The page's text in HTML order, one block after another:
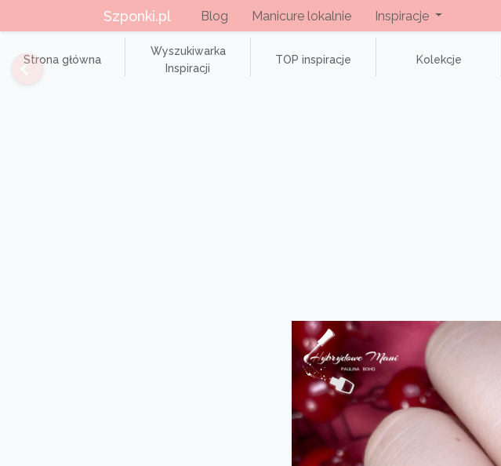
Szponki.pl Blog Manicure lokalnie Inspiracje
Strona główna
Wyszukiwarka
Inspiracji
TOP inspiracje Kolekcje